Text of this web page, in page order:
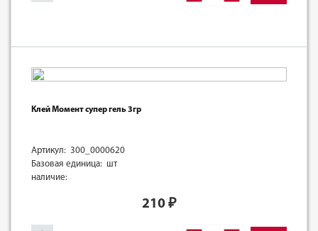
Клей Момент супер гель 3гр
Артикул: 300_0000620
Базовая единица: шт
наличие:
210 ₽